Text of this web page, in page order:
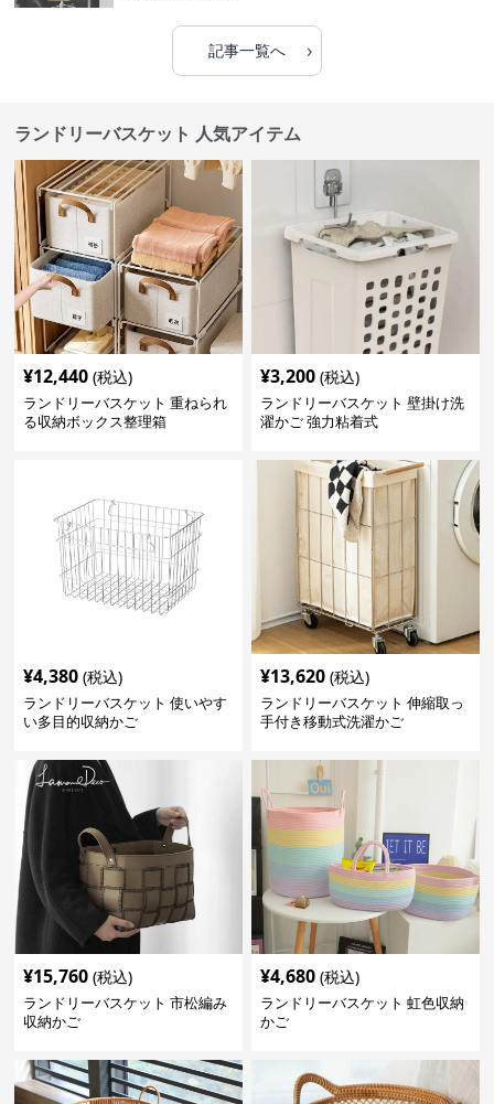
記事一覧へ ›
ランドリーバスケット 人気アイテム
¥12,440 (税込)
ランドリーバスケット 重ねられ
る収納ボックス整理箱
¥3,200 (税込)
ランドリーバスケット 壁掛け洗
濯かご 強力粘着式
¥4,380 (税込)
ランドリーバスケット 使いやす
い多目的収納かご
¥13,620 (税込)
ランドリーバスケット 伸縮取っ
手付き移動式洗濯かご
¥15,760 (税込)
ランドリーバスケット 市松編み
収納かご
¥4,680 (税込)
ランドリーバスケット 虹色収納
かご